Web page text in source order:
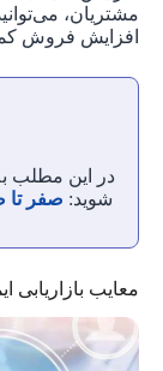
مشتریان،
افزایش فروش
در این مطلب
شوید: صفر تا
معایب بازاریابی